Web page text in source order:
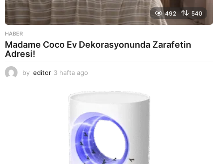
492 540
HABER
Madame Coco Ev Dekorasyonunda Zarafetin
Adresi!
by editor 3 hafta ago
y
o